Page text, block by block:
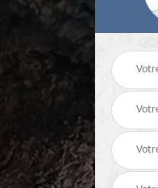
Tubage de cheminée